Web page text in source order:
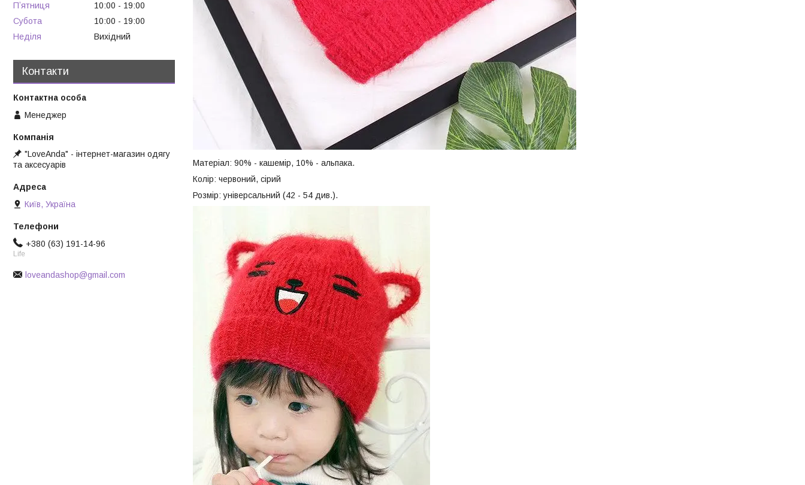
Матеріал: 90% - кашемір, 10% - альпака.
Колір: червоний, сірий
Розмір: універсальний (42 - 54 див.).
Пʼятниця
10:00
19:00
Субота
10:00
19:00
Неділя
Вихідний
Контакти
Менеджер
"LoveAnda" - інтернет-магазин одягу
та аксесуарів
Київ, Україна
+380 (63) 191-14-96
Life
loveandashop@gmail.com